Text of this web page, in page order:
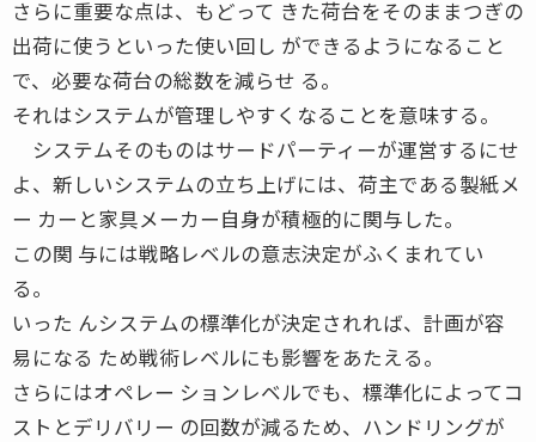
さらに重要な点は、もどって きた荷台をそのままつぎの
出荷に使うといった使い回し ができるようになること
で、必要な荷台の総数を減らせ る。
それはシステムが管理しやすくなることを意味する。
システムそのものはサードパーティーが運営するにせ
よ、新しいシステムの立ち上げには、荷主である製紙メ
ー カーと家具メーカー自身が積極的に関与した。
この関 与には戦略レベルの意志決定がふくまれてい
る。
いった んシステムの標準化が決定されれば、計画が容
易になる ため戦術レベルにも影響をあたえる。
さらにはオペレー ションレベルでも、標準化によってコ
ストとデリバリー の回数が減るため、ハンドリングが